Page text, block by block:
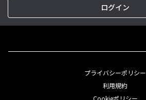
ログイン
プライバシーポリシー
利用規約